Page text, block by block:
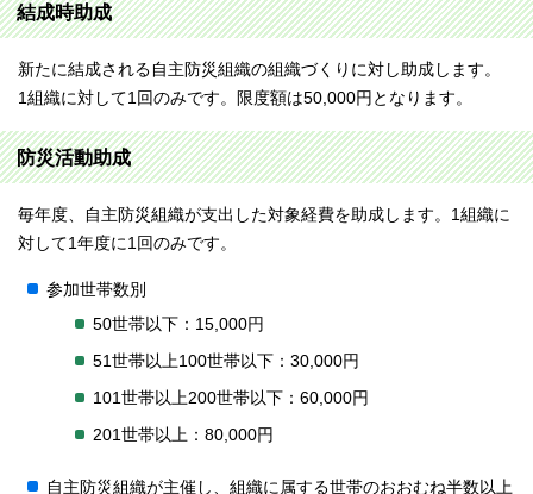
結成時助成
新たに結成される自主防災組織の組織づくりに対し助成します。
1組織に対して1回のみです。限度額は50,000円となります。
防災活動助成
毎年度、自主防災組織が支出した対象経費を助成します。1組織に
対して1年度に1回のみです。
参加世帯数別
50世帯以下：15,000円
51世帯以上100世帯以下：30,000円
101世帯以上200世帯以下：60,000円
201世帯以上：80,000円
自主防災組織が主催し、組織に属する世帯のおおむね半数以上